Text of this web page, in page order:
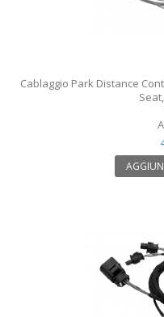
Cablaggio Park Distance